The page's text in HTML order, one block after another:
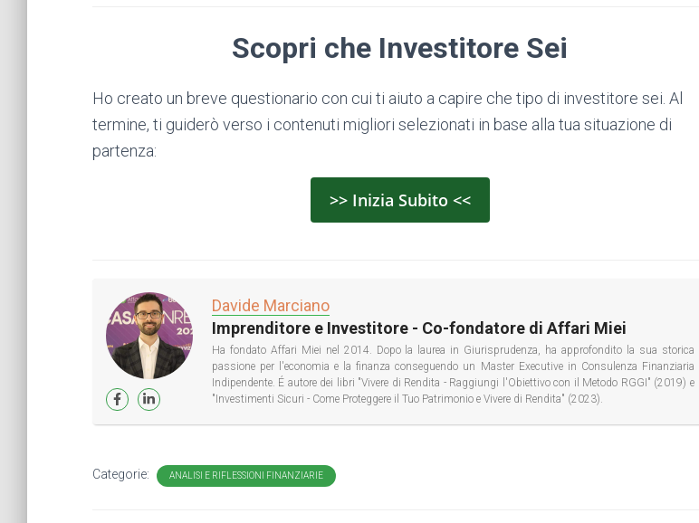
Scopri che Investitore Sei
Ho creato un breve questionario con cui ti aiuto a capire che tipo di investitore sei. Al
termine, ti guiderò verso i contenuti migliori selezionati in base alla tua situazione di
partenza:
>> Inizia Subito <<
Davide Marciano
Imprenditore e Investitore - Co-fondatore di Affari Miei
Ha fondato Affari Miei nel 2014. Dopo la laurea in Giurisprudenza, ha approfondito la sua storica
passione per l'economia e la finanza conseguendo un Master Executive in Consulenza Finanziaria
Indipendente. É autore dei libri "Vivere di Rendita - Raggiungi l'Obiettivo con il Metodo RGGI" (2019) e
"Investimenti Sicuri - Come Proteggere il Tuo Patrimonio e Vivere di Rendita" (2023).
Categorie: ANALISI E RIFLESSIONI FINANZIARIE